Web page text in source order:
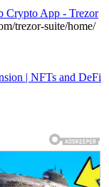
Crypto App - Trezor
trezor-suite/home/
| NFTs and DeFi